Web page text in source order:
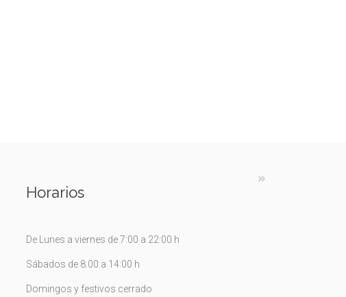
Horarios
De Lunes a viernes de 7:00 a 22:00 h
Sábados de 8:00 a 14:00 h
Domingos y festivos cerrado